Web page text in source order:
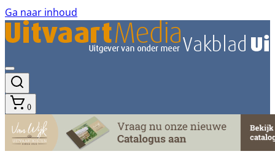
Ga naar inhoud
0